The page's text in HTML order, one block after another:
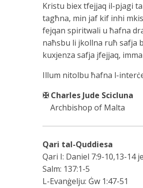
Kristu biex tfejjaq il-pjagi
tagħna, min jaf kif inhi
fejqan spiritwali u ħafna
naħsbu li jkollna ruħ safja
kuxjenza safja jfejjaq,
Illum nitolbu ħafna l-
✠ Charles Jude Scicluna
Archbishop of Malta
Qari tal-Quddiesa
Qari I: Daniel 7:9-10,13-14
Salm: 137:1-5
L-Evanġelju: Ġw 1:47-51